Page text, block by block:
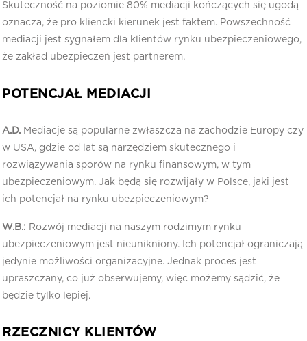
Skuteczność na poziomie 80% mediacji kończących się ugodą
oznacza, że pro kliencki kierunek jest faktem. Powszechność
mediacji jest sygnałem dla klientów rynku ubezpieczeniowego,
że zakład ubezpieczeń jest partnerem.
POTENCJAŁ MEDIACJI
A.D. Mediacje są popularne zwłaszcza na zachodzie Europy czy
w USA, gdzie od lat są narzędziem skutecznego i
rozwiązywania sporów na rynku finansowym, w tym
ubezpieczeniowym. Jak będą się rozwijały w Polsce, jaki jest
ich potencjał na rynku ubezpieczeniowym?
W.B.: Rozwój mediacji na naszym rodzimym rynku
ubezpieczeniowym jest nieunikniony. Ich potencjał ograniczają
jedynie możliwości organizacyjne. Jednak proces jest
upraszczany, co już obserwujemy, więc możemy sądzić, że
będzie tylko lepiej.
RZECZNICY KLIENTÓW